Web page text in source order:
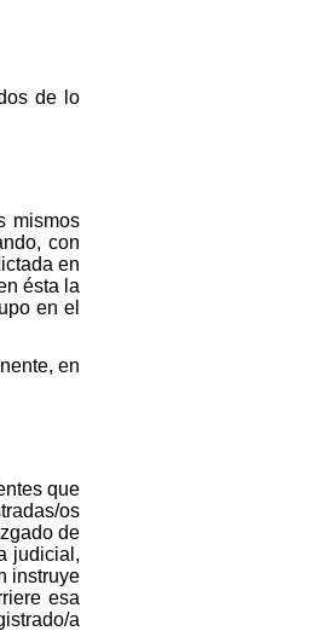
de lo
mismos
con
en
ésta la
en el
en
que
os
de
judicial,
instruye
esa
a